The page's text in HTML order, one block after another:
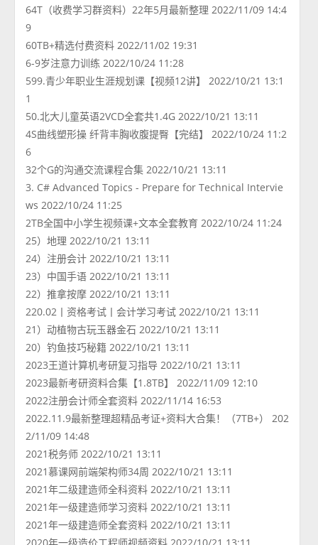
64T（收费学习群资料）22年5月最新整理 2022/11/09 14:4
9
60TB+精选付费资料 2022/11/02 19:31
6-9岁注意力训练 2022/10/24 11:28
599.青少年职业生涯规划课【视频12讲】 2022/10/21 13:1
1
50.北大儿童英语2VCD全套共1.4G 2022/10/21 13:11
4S曲线塑形操 纤背丰胸收腹提臀【完结】 2022/10/24 11:2
6
32个G的沟通交流课程合集 2022/10/21 13:11
3. C# Advanced Topics - Prepare for Technical Intervie
ws 2022/10/24 11:25
2TB全国中小学生视频课+文本全套教育 2022/10/24 11:24
25）地理 2022/10/21 13:11
24）注册会计 2022/10/21 13:11
23）中国手语 2022/10/21 13:11
22）推拿按摩 2022/10/21 13:11
220.02丨资格考试丨会计学习考试 2022/10/21 13:11
21）动植物古玩玉器金石 2022/10/21 13:11
20）钓鱼技巧秘籍 2022/10/21 13:11
2023王道计算机考研复习指导 2022/10/21 13:11
2023最新考研资料合集【1.8TB】 2022/11/09 12:10
2022注册会计师全套资料 2022/11/14 16:53
2022.11.9最新整理超精品考证+资料大合集！（7TB+） 202
2/11/09 14:48
2021税务师 2022/10/21 13:11
2021慕课网前端架构师34周 2022/10/21 13:11
2021年二级建造师全科资料 2022/10/21 13:11
2021年一级建造师学习资料 2022/10/21 13:11
2021年一级建造师全套资料 2022/10/21 13:11